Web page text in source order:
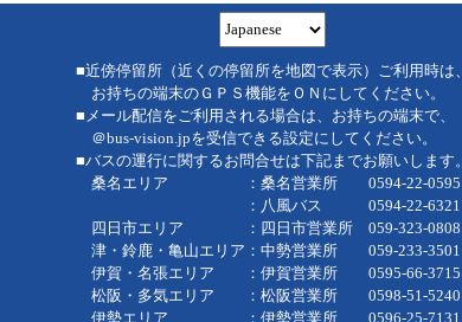
■近傍停留所（近くの停留所を地図で表示）ご利用時は、
お持ちの端末のＧＰＳ機能をＯＮにしてください。
■メール配信をご利用される場合は、お持ちの端末で、
＠bus-vision.jpを受信できる設定にしてください。
■バスの運行に関するお問合せは下記までお願いします。
桑名エリア ：桑名営業所 0594-22-0595
：八風バス 0594-22-6321
四日市エリア ：四日市営業所 059-323-0808
津・鈴鹿・亀山エリア：中勢営業所 059-233-3501
伊賀・名張エリア ：伊賀営業所 0595-66-3715
松阪・多気エリア ：松阪営業所 0598-51-5240
伊勢エリア ：伊勢営業所 0596-25-7131